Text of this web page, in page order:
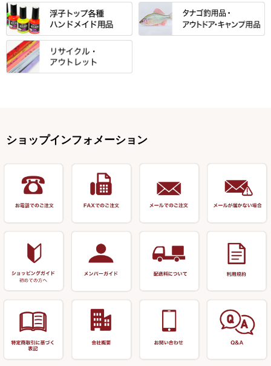
保護ケース
アクリルシリーズ・アクセサリ
ハサミケース
カウンター
針外し・糸ほどき
る）・千望・千尋・悠月・その
他
万久作
岐山 製品
逍遥（しょうよう）
玉網（高級品）
替網・仕付糸
玉置（高級品）
万力付お膳・うどん皿
先受・メスネジ・その他
伊吹 ・ SATTO
KEN∑HI【ケンシ】
浮子立て・浮子筒
ハリスケース
仕掛箱・小物箱
ハリスメジャー系
鬼掛・MARUTO
ーブ
ウキゴム 遊動式
松葉仕掛用
底取りアイテム
ハサミ
マルキュー その他
ポンプ絞り器・ポンプ類
すべて
パラソル
テント
リーズ
釣台 釣宝・その他
すべて
バック＆ロッドケース
偏光サングラス
小物ケース・保護ケース
防寒コーナー
すべて
浮子用素材
塗料用 筆
装飾品
リサイクル 竹竿（～19,999円）
リサイクル 竹竿（深山）
リサイクル 浮子
リサイクル 玉網・玉置・フラ
リサイクル 浮子箱・浮子筒・
アウトレット商品
ショップインフォメーション